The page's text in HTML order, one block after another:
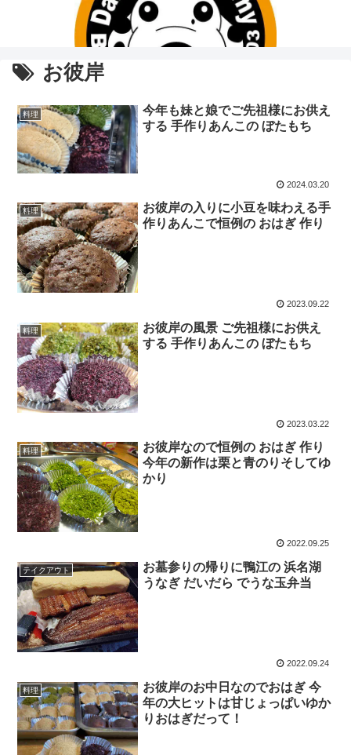
お彼岸
料理
今年も妹と娘でご先祖様にお供え
する 手作りあんこの ぼたもち
2024.03.20
料理
お彼岸の入りに小豆を味わえる手
作りあんこで恒例の おはぎ 作り
2023.09.22
料理
お彼岸の風景 ご先祖様にお供え
する 手作りあんこの ぼたもち
2023.03.22
料理
お彼岸なので恒例の おはぎ 作り
今年の新作は栗と青のりそしてゆ
かり
2022.09.25
テイクアウト
お墓参りの帰りに鴨江の 浜名湖
うなぎ だいだら でうな玉弁当
2022.09.24
料理
お彼岸のお中日なのでおはぎ 今
年の大ヒットは甘じょっぱいゆか
りおはぎだって！